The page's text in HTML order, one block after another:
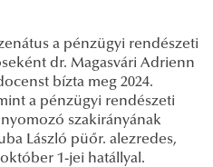
a pénzügyi rendészeti
dr. Magasvári Adrienn
bízta meg 2024.
a pénzügyi rendészeti
szakirányának
László püőr. alezredes,
1-jei hatállyal.